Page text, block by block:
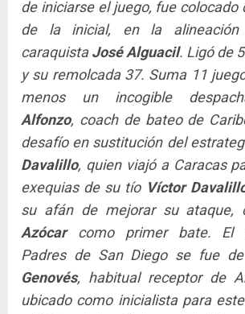
de iniciarse el juego, fue colocado
de la inicial, en la alineación
caraquistaJosé Alguacil. Ligó de
y su remolcada 37. Suma 11
menos un incogible
Alfonzo, coach de bateo de
desafío en sustitución del
Davalillo, quien viajó a Caracas
exequias de su tío Víctor
su afán de mejorar su ataque,
Azócarcomo primer bate. El
Padres de San Diego se fue
Genovés, habitual receptor de
ubicado como inicialista para